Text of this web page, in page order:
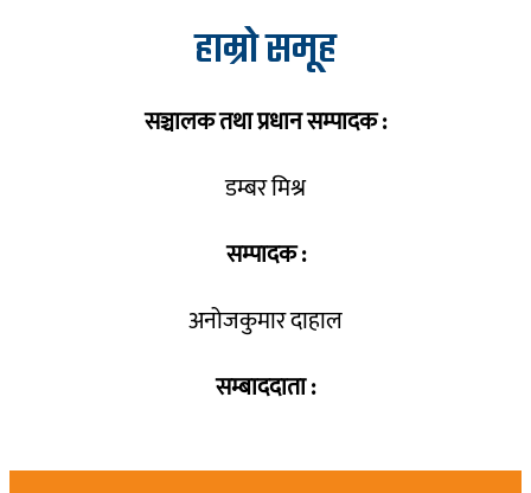
हाम्रो समूह
सञ्चालक तथा प्रधान सम्पादक :
डम्बर मिश्र
सम्पादक :
अनोजकुमार दाहाल
सम्बाददाता :